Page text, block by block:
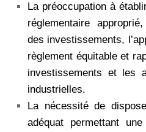
La préoccupation à
réglementaire
des investissements,
règlement équitable et
investissements et les
industrielles.
La nécessité de
adéquat permettant